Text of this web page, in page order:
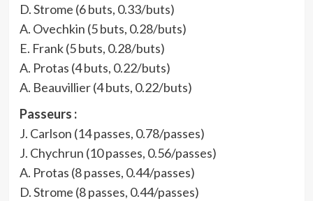
D. Strome (6 buts, 0.33/buts)
A. Ovechkin (5 buts, 0.28/buts)
E. Frank (5 buts, 0.28/buts)
A. Protas (4 buts, 0.22/buts)
A. Beauvillier (4 buts, 0.22/buts)
Passeurs :
J. Carlson (14 passes, 0.78/passes)
J. Chychrun (10 passes, 0.56/passes)
A. Protas (8 passes, 0.44/passes)
D. Strome (8 passes, 0.44/passes)